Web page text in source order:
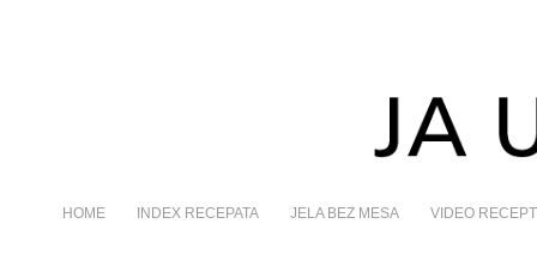
HOME INDEX RECEPATA JELA BEZ MESA VIDEO